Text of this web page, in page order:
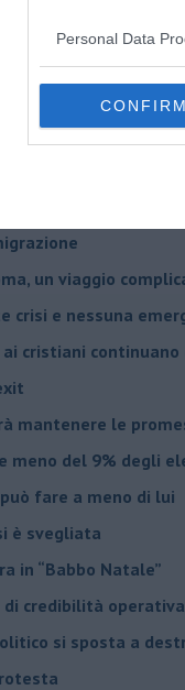
Personal Data
CONFIRM
il Sindaco e la
in bilico
per non dimenticare
decideranno il futuro
la destra
guerra civile
un viaggio
crisi e nessuna
cristiani continuano
mantenere le
meno del 9% degli
fare a meno di lui
è svegliata
in “Babbo Natale”
di credibilità
si sposta a